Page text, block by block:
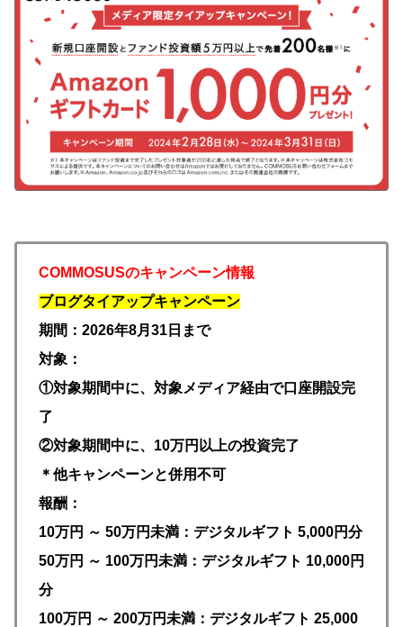
COMMOSUSのキャンペーン情報
ブログタイアップキャンペーン
期間：2026年8月31日まで
対象：
①対象期間中に、対象メディア経由で口座開設完
了
②対象期間中に、10万円以上の投資完了
＊他キャンペーンと併用不可
報酬：
10万円 ～ 50万円未満：デジタルギフト 5,000円分
50万円 ～ 100万円未満：デジタルギフト 10,000円
分
100万円 ～ 200万円未満：デジタルギフト 25,000